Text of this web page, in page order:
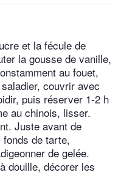
et la fécule de
la gousse de vanille,
au fouet,
couvrir avec
puis réserver 1-2 h
au chinois, lisser.
Juste avant de
de tarte,
de gelée.
douille, décorer les